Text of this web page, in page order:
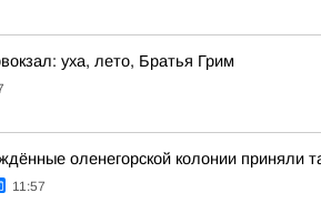
уха, лето, Братья Грим
оленегорской колонии приняли
11:57